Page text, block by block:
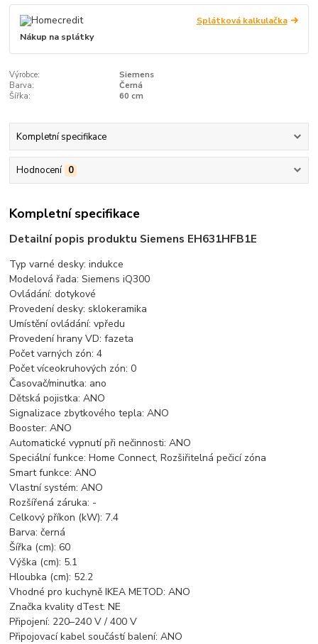
Splátková kalkulačka
Nákup na splátky
Výrobce:
Siemens
Barva:
Černá
Šířka:
60 cm
Kompletní specifikace
Hodnocení 0
Kompletní specifikace
Detailní popis produktu Siemens EH631HFB1E
Typ varné desky: indukce
Modelová řada: Siemens iQ300
Ovládání: dotykové
Provedení desky: sklokeramika
Umístění ovládání: vpředu
Provedení hrany VD: fazeta
Počet varných zón: 4
Počet víceokruhových zón: 0
Časovač/minutka: ano
Dětská pojistka: ANO
Signalizace zbytkového tepla: ANO
Booster: ANO
Automatické vypnutí při nečinnosti: ANO
Speciální funkce: Home Connect, Rozšiřitelná pečicí zóna
Smart funkce: ANO
Vlastní systém: ANO
Rozšířená záruka: -
Celkový příkon (kW): 7.4
Barva: černá
Šířka (cm): 60
Výška (cm): 5.1
Hloubka (cm): 52.2
Vhodné pro kuchyně IKEA METOD: ANO
Značka kvality dTest: NE
Připojení: 220–240 V / 400 V
Připojovací kabel součástí balení: ANO